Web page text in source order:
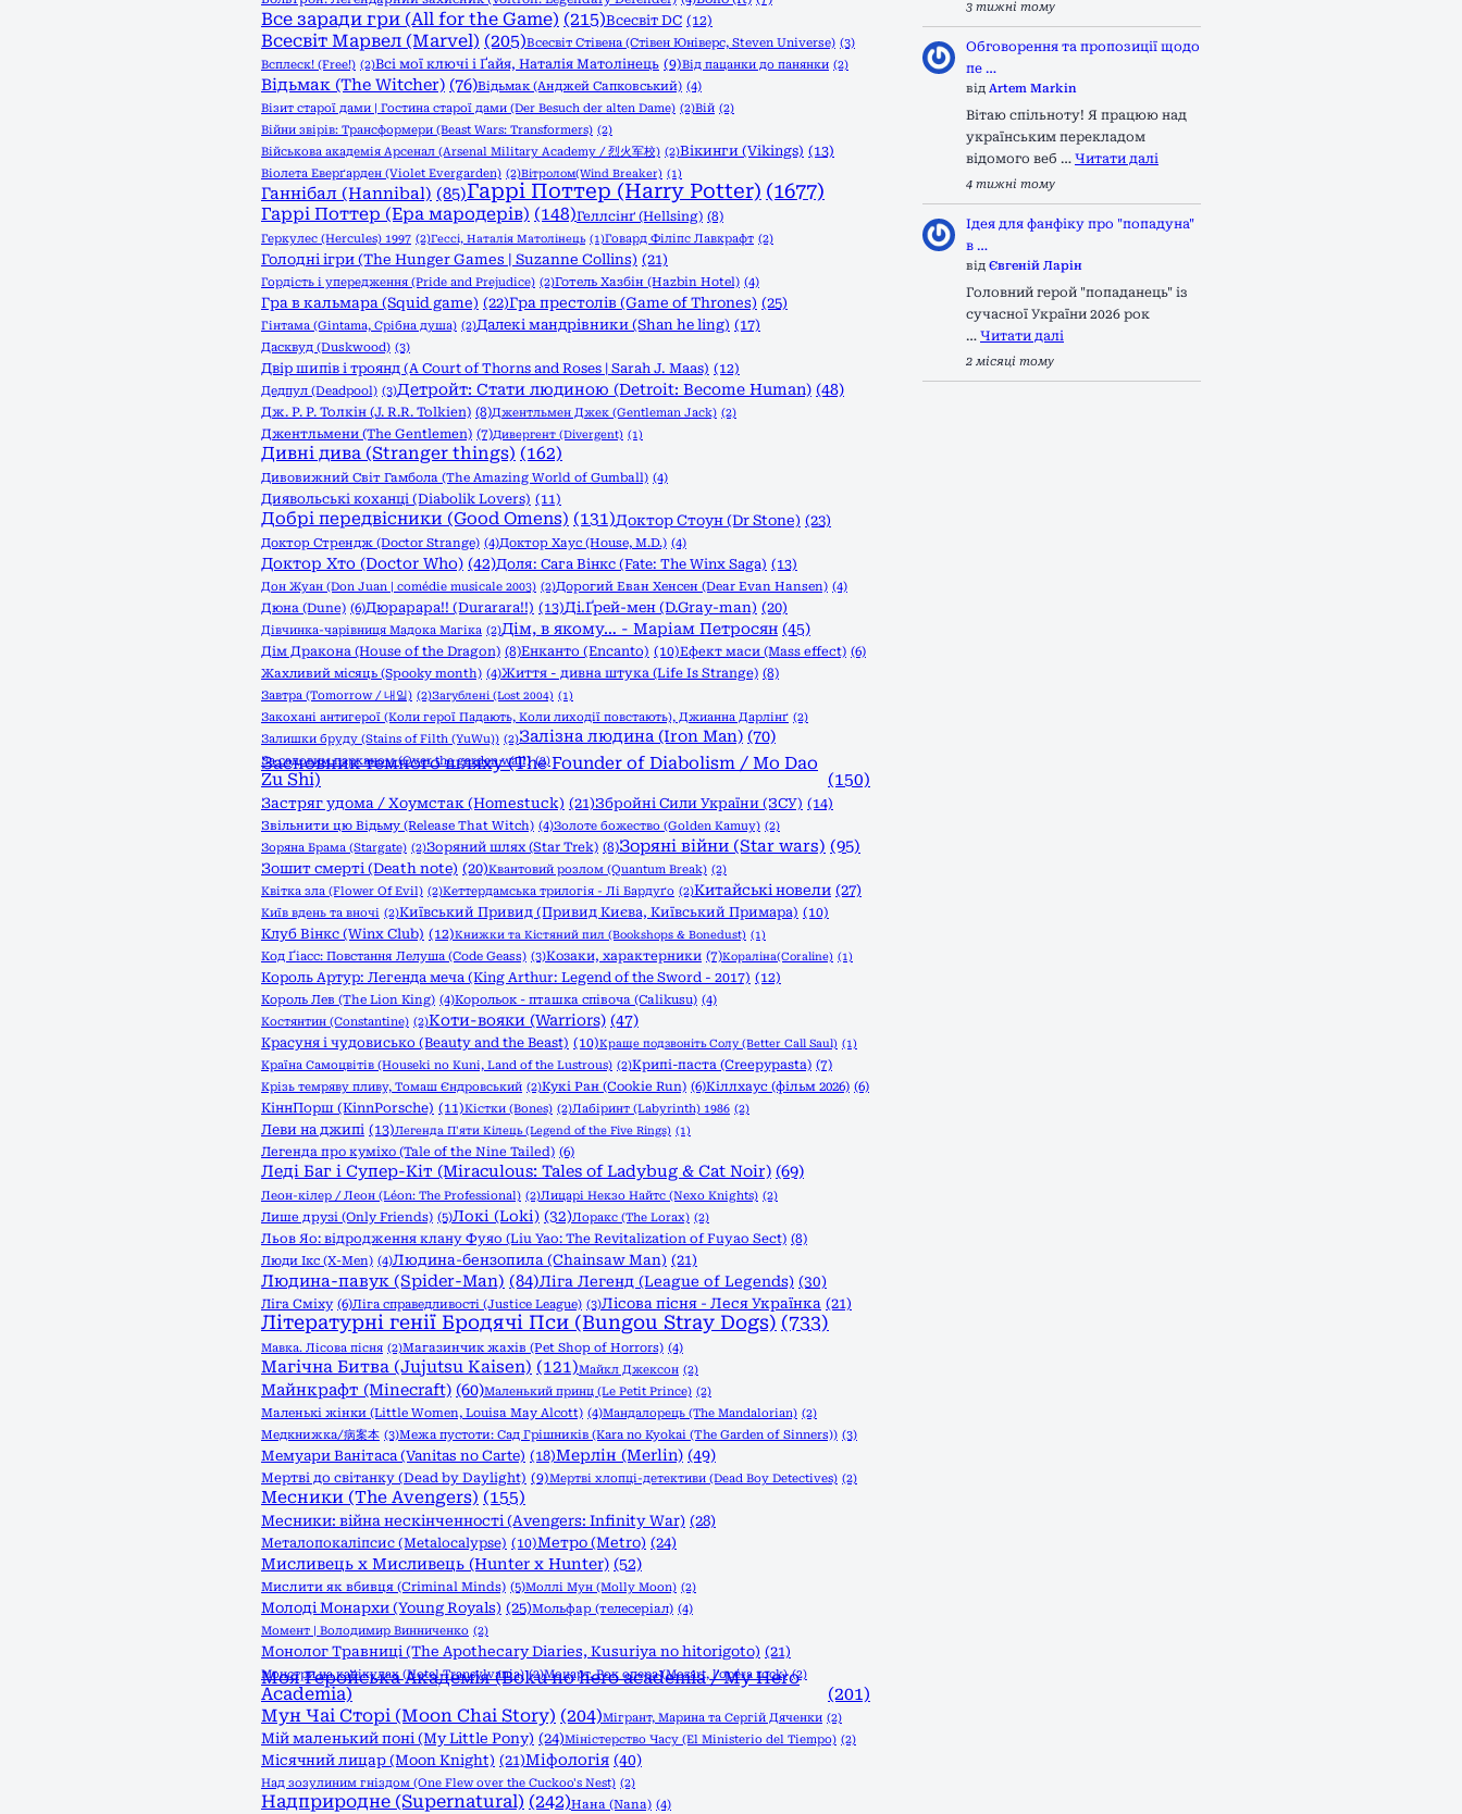
Все заради гри (All for the Game) (215)Всесвіт DC (12)
Всесвіт Марвел (Marvel) (205)Всесвіт Стівена (Стівен Юніверс, Steven Universe) (3)
Всплеск! (Free!) (2)Всі мої ключі і Ґайя, Наталія Матолінець (9)Від пацанки до панянки (2)
Відьмак (The Witcher) (76)Відьмак (Анджей Сапковський) (4)
Візит старої дами | Гостина старої дами (Der Besuch der alten Dame) (2)Вій (2)
Війни звірів: Трансформери (Beast Wars: Transformers) (2)
Військова академія Арсенал (Arsenal Military Academy / 烈火军校) (2)Вікинги (Vikings) (13)
Віолета Еверґарден (Violet Evergarden) (2)Вітролом(Wind Breaker) (1)
Ганнібал (Hannibal) (85)Гаррі Поттер (Harry Potter) (1677)
Гаррі Поттер (Ера мародерів) (148)Геллсінґ (Hellsing) (8)
Геркулес (Hercules) 1997 (2)Гессі, Наталія Матолінець (1)Говард Філіпс Лавкрафт (2)
Голодні ігри (The Hunger Games | Suzanne Collins) (21)
Гордість і упередження (Pride and Prejudice) (2)Готель Хазбін (Hazbin Hotel) (4)
Гра в кальмара (Squid game) (22)Гра престолів (Game of Thrones) (25)
Гінтама (Gintama, Срібна душа) (2)Далекі мандрівники (Shan he ling) (17)
Дасквуд (Duskwood) (3)
Двір шипів і троянд (A Court of Thorns and Roses | Sarah J. Maas) (12)
Дедпул (Deadpool) (3)Детройт: Стати людиною (Detroit: Become Human) (48)
Дж. Р. Р. Толкін (J. R.R. Tolkien) (8)Джентльмен Джек (Gentleman Jack) (2)
Джентльмени (The Gentlemen) (7)Дивергент (Divergent) (1)
Дивні дива (Stranger things) (162)
Дивовижний Світ Гамбола (The Amazing World of Gumball) (4)
Диявольські коханці (Diabolik Lovers) (11)
Добрі передвісники (Good Omens) (131)Доктор Стоун (Dr Stone) (23)
Доктор Стрендж (Doctor Strange) (4)Доктор Хаус (House, M.D.) (4)
Доктор Хто (Doctor Who) (42)Доля: Сага Вінкс (Fate: The Winx Saga) (13)
Дон Жуан (Don Juan | comédie musicale 2003) (2)Дорогий Еван Хенсен (Dear Evan Hansen) (4)
Дюна (Dune) (6)Дюрарара!! (Durarara!!) (13)Ді.Ґрей-мен (D.Gray-man) (20)
Дівчинка-чарівниця Мадока Магіка (2)Дім, в якому… - Маріам Петросян (45)
Дім Дракона (House of the Dragon) (8)Енканто (Encanto) (10)Ефект маси (Mass effect) (6)
Жахливий місяць (Spooky month) (4)Життя - дивна штука (Life Is Strange) (8)
Завтра (Tomorrow / 내일) (2)Загублені (Lost 2004) (1)
Закохані антигерої (Коли герої Падають, Коли лиходії повстають), Джианна Дарлінґ (2)
Залишки бруду (Stains of Filth (YuWu)) (2)Залізна людина (Iron Man) (70)
За садовим парканом (Over the garden wall) (2)
Засновник темного шляху (The Founder of Diabolism / Mo Dao
Zu Shi)
(150)
Застряг удома / Хоумстак (Homestuck) (21)Збройні Сили України (ЗСУ) (14)
Звільнити цю Відьму (Release That Witch) (4)Золоте божество (Golden Kamuy) (2)
Зоряна Брама (Stargate) (2)Зоряний шлях (Star Trek) (8)Зоряні війни (Star wars) (95)
Зошит смерті (Death note) (20)Квантовий розлом (Quantum Break) (2)
Квітка зла (Flower Of Evil) (2)Кеттердамська трилогія - Лі Бардуґо (2)Китайські новели (27)
Київ вдень та вночі (2)Київський Привид (Привид Києва, Київський Примара) (10)
Клуб Вінкс (Winx Club) (12)Книжки та Кістяний пил (Bookshops & Bonedust) (1)
Код Ґіасс: Повстання Лелуша (Code Geass) (3)Козаки, характерники (7)Кораліна(Coraline) (1)
Король Артур: Легенда меча (King Arthur: Legend of the Sword - 2017) (12)
Король Лев (The Lion King) (4)Корольок - пташка співоча (Calikusu) (4)
Костянтин (Constantine) (2)Коти-вояки (Warriors) (47)
Красуня і чудовисько (Beauty and the Beast) (10)Краще подзвоніть Солу (Better Call Saul) (1)
Країна Самоцвітів (Houseki no Kuni, Land of the Lustrous) (2)Крипі-паста (Creepypasta) (7)
Крізь темряву пливу, Томаш Єндровський (2)Кукі Ран (Cookie Run) (6)Кіллхаус (фільм 2026) (6)
КіннПорш (KinnPorsche) (11)Кістки (Bones) (2)Лабіринт (Labyrinth) 1986 (2)
Леви на джипі (13)Легенда П'яти Кілець (Legend of the Five Rings) (1)
Легенда про куміхо (Tale of the Nine Tailed) (6)
Леді Баг і Супер-Кіт (Miraculous: Tales of Ladybug & Cat Noir) (69)
Леон-кілер / Леон (Léon: The Professional) (2)Лицарі Некзо Найтс (Nexo Knights) (2)
Лише друзі (Only Friends) (5)Локі (Loki) (32)Лоракс (The Lorax) (2)
Льов Яо: відродження клану Фуяо (Liu Yao: The Revitalization of Fuyao Sect) (8)
Люди Ікс (X-Men) (4)Людина-бензопила (Chainsaw Man) (21)
Людина-павук (Spider-Man) (84)Ліга Легенд (League of Legends) (30)
Ліга Сміху (6)Ліга справедливості (Justice League) (3)Лісова пісня - Леся Українка (21)
Літературні генії Бродячі Пси (Bungou Stray Dogs) (733)
Мавка. Лісова пісня (2)Магазинчик жахів (Pet Shop of Horrors) (4)
Магічна Битва (Jujutsu Kaisen) (121)Майкл Джексон (2)
Майнкрафт (Minecraft) (60)Маленький принц (Le Petit Prince) (2)
Маленькі жінки (Little Women, Louisa May Alcott) (4)Мандалорець (The Mandalorian) (2)
Медкнижка/病案本 (3)Межа пустоти: Сад Грішників (Kara no Kyokai (The Garden of Sinners)) (3)
Мемуари Ванітаса (Vanitas no Carte) (18)Мерлін (Merlin) (49)
Мертві до світанку (Dead by Daylight) (9)Мертві хлопці-детективи (Dead Boy Detectives) (2)
Месники (The Avengers) (155)
Месники: війна нескінченності (Avengers: Infinity War) (28)
Металопокаліпсис (Metalocalypse) (10)Метро (Metro) (24)
Мисливець х Мисливець (Hunter x Hunter) (52)
Мислити як вбивця (Criminal Minds) (5)Моллі Мун (Molly Moon) (2)
Молоді Монархи (Young Royals) (25)Мольфар (телесеріал) (4)
Момент | Володимир Винниченко (2)
Монолог Травниці (The Apothecary Diaries, Kusuriya no hitorigoto) (21)
Монстри на канікулах (Hotel Transylvania) (2)Моцарт. Рок опера (Mozart, l'opéra rock) (2)
Моя Геройська Академія (Boku no hero academia / My Hero
Academia)
(201)
Мун Чаі Сторі (Moon Chai Story) (204)Мігрант, Марина та Сергій Дяченки (2)
Мій маленький поні (My Little Pony) (24)Міністерство Часу (El Ministerio del Tiempo) (2)
Місячний лицар (Moon Knight) (21)Міфологія (40)
Над зозулиним гніздом (One Flew over the Cuckoo's Nest) (2)
Надприродне (Supernatural) (242)Нана (Nana) (4)
3 тижні тому
Обговорення та пропозиції щодо
пе …
від Artem Markin
Вітаю спільноту! Я працюю над
українським перекладом
відомого веб … Читати далі
4 тижні тому
Ідея для фанфіку про "попадуна"
в …
від Євгеній Ларін
Головний герой "попаданець" із
сучасної України 2026 рок
… Читати далі
2 місяці тому